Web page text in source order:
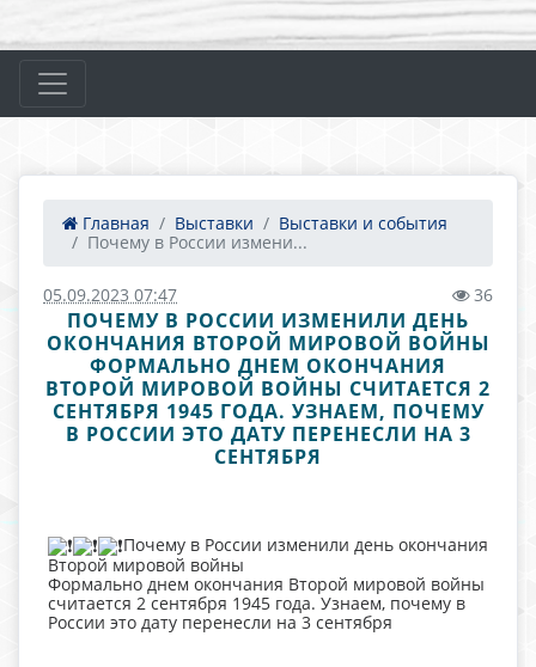
Главная Выставки
Выставки и события
Почему в России измени...
05.09.2023 07:47 36
ПОЧЕМУ В РОССИИ ИЗМЕНИЛИ ДЕНЬ
ОКОНЧАНИЯ ВТОРОЙ МИРОВОЙ ВОЙНЫ
ФОРМАЛЬНО ДНЕМ ОКОНЧАНИЯ
ВТОРОЙ МИРОВОЙ ВОЙНЫ СЧИТАЕТСЯ 2
СЕНТЯБРЯ 1945 ГОДА. УЗНАЕМ, ПОЧЕМУ
В РОССИИ ЭТО ДАТУ ПЕРЕНЕСЛИ НА 3
СЕНТЯБРЯ
Почему в России изменили день окончания
Второй мировой войны
Формально днем окончания Второй мировой войны
считается 2 сентября 1945 года. Узнаем, почему в
России это дату перенесли на 3 сентября